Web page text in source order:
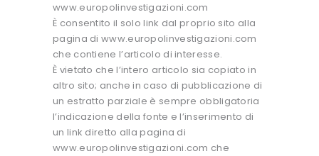
www.europolinvestigazioni.com
È consentito il solo link dal proprio sito alla
pagina di www.europolinvestigazioni.com
che contiene l’articolo di interesse.
È vietato che l’intero articolo sia copiato in
altro sito; anche in caso di pubblicazione di
un estratto parziale è sempre obbligatoria
l’indicazione della fonte e l’inserimento di
un link diretto alla pagina di
www.europolinvestigazioni.com che